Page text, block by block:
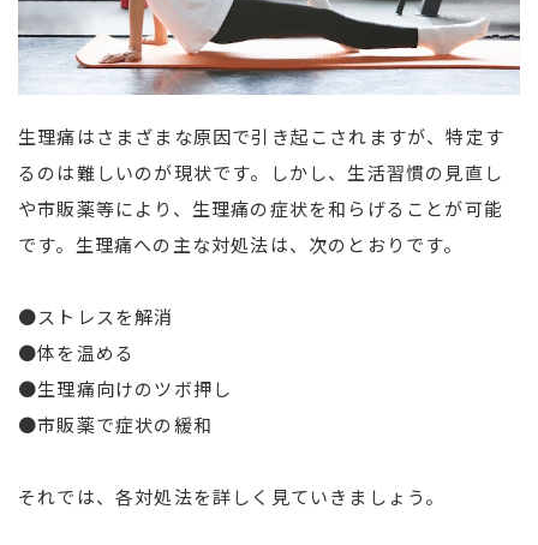
生理痛はさまざまな原因で引き起こされますが、特定す
るのは難しいのが現状です。しかし、生活習慣の見直し
や市販薬等により、生理痛の症状を和らげることが可能
です。生理痛への主な対処法は、次のとおりです。
●ストレスを解消
●体を温める
●生理痛向けのツボ押し
●市販薬で症状の緩和
それでは、各対処法を詳しく見ていきましょう。